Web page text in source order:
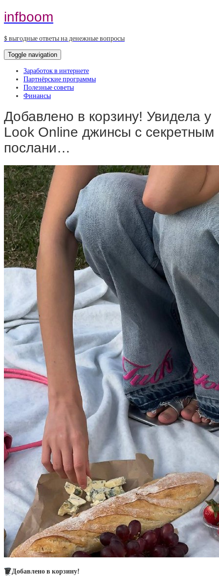
infboom
$ выгодные ответы на денежные вопросы
Toggle navigation
Заработок в интернете
Партнёрские программы
Полезные советы
Финансы
Добавлено в корзину! Увидела у
Look Online джинсы с секретным
послани…
🗑Добавлено в корзину!